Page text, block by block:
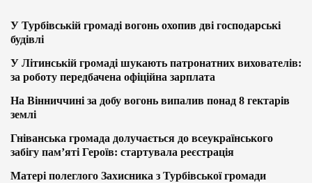
У Турбівській громаді вогонь охопив дві господарські
будівлі
У Літинській громаді шукають патронатних вихователів:
за роботу передбачена офіційна зарплата
На Вінниччині за добу вогонь випалив понад 8 гектарів
землі
Гніванська громада долучається до всеукраїнського
забігу пам’яті Героїв: стартувала реєстрація
Матері полеглого Захисника з Турбівської громади